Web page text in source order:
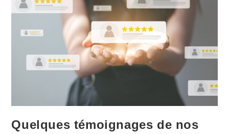
Quelques témoignages de nos